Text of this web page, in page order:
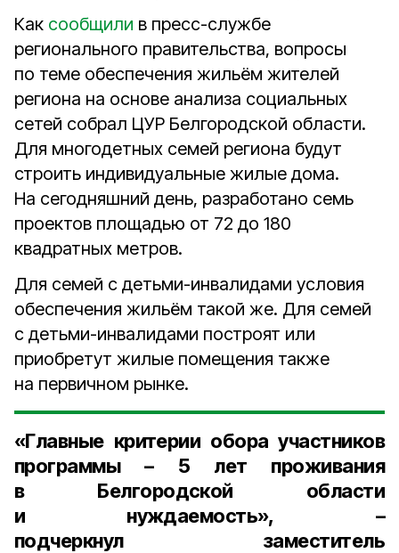
Как сообщили в пресс-службе
регионального правительства, вопросы
по теме обеспечения жильём жителей
региона на основе анализа социальных
сетей собрал ЦУР Белгородской области.
Для многодетных семей региона будут
строить индивидуальные жилые дома.
На сегодняшний день, разработано семь
проектов площадью от 72 до 180
квадратных метров.
Для семей с детьми-инвалидами условия
обеспечения жильём такой же. Для семей
с детьми-инвалидами построят или
приобретут жилые помещения также
на первичном рынке.
«Главные критерии обора участников
программы – 5 лет проживания
в Белгородской области
и нуждаемость», –
подчеркнул заместитель